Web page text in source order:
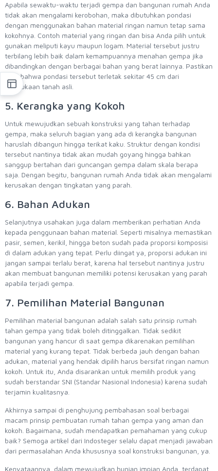
Apabila sewaktu-waktu terjadi gempa dan bangunan rumah Anda
tidak akan mengalami kerobohan, maka dibutuhkan pondasi
dengan menggunakan bahan material ringan namun tetap sama
kokohnya. Contoh material yang ringan dan bisa Anda pilih untuk
gunakan meliputi kayu maupun logam. Material tersebut justru
terbilang lebih baik dalam kemampuannya menahan gempa jika
dibandingkan dengan berbagai bahan yang berat lainnya. Pastikan
juga bahwa pondasi tersebut terletak sekitar 45 cm dari
permukaan tanah asli.
5. Kerangka yang Kokoh
Untuk mewujudkan sebuah konstruksi yang tahan terhadap
gempa, maka seluruh bagian yang ada di kerangka bangunan
haruslah dibangun hingga terikat kaku. Struktur dengan kondisi
tersebut nantinya tidak akan mudah goyang hingga bahkan
sanggup bertahan dari guncangan gempa dalam skala berapa
saja. Dengan begitu, bangunan rumah Anda tidak akan mengalami
kerusakan dengan tingkatan yang parah.
6. Bahan Adukan
Selanjutnya usahakan juga dalam memberikan perhatian Anda
kepada penggunaan bahan material. Seperti misalnya memastikan
pasir, semen, kerikil, hingga beton sudah pada proporsi komposisi
di dalam adukan yang tepat. Perlu diingat ya, proporsi adukan ini
jangan sampai terlalu berat, karena hal tersebut nantinya justru
akan membuat bangunan memiliki potensi kerusakan yang parah
apabila terjadi gempa.
7. Pemilihan Material Bangunan
Pemilihan material bangunan adalah salah satu prinsip rumah
tahan gempa yang tidak boleh ditinggalkan. Tidak sedikit
bangunan yang hancur di saat gempa dikarenakan pemilihan
material yang kurang tepat. Tidak berbeda jauh dengan bahan
adukan, material yang hendak dipilih harus bersifat ringan namun
kokoh. Untuk itu, Anda disarankan untuk memilih produk yang
sudah berstandar SNI (Standar Nasional Indonesia) karena sudah
terjamin kualitasnya.
Akhirnya sampai di penghujung pembahasan soal berbagai
macam prinsip pembuatan rumah tahan gempa yang aman dan
kokoh. Bagaimana, sudah mendapatkan pemahaman yang cukup
baik? Semoga artikel dari Indosteger selalu dapat menjadi jawaban
dari permasalahan Anda khususnya soal konstruksi bangunan, ya.
Kenyataannya, dalam mewujudkan hunian impian Anda, terdapat